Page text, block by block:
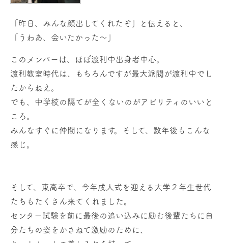
「昨日、みんな顔出してくれたぞ」と伝えると、
「うわあ、会いたかった〜」
このメンバーは、ほぼ渡利中出身者中心。
渡利教室時代は、もちろんですが最大派閥が渡利中でし
たからねえ。
でも、中学校の隔てが全くないのがアビリティのいいと
ころ。
みんなすぐに仲間になります。そして、数年後もこんな
感じ。
そして、東高卒で、今年成人式を迎える大学２年生世代
たちもたくさん来てくれました。
センター試験を前に最後の追い込みに励む後輩たちに自
分たちの姿をかさねて激励のために、